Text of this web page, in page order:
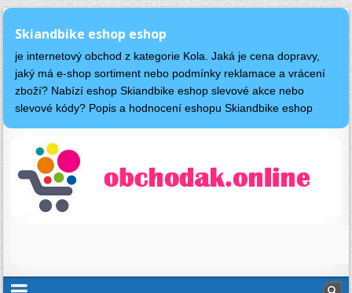
Skiandbike eshop eshop
je internetový obchod z kategorie Kola. Jaká je cena dopravy,
jaký má e-shop sortiment nebo podmínky reklamace a vrácení
zboží? Nabízí eshop Skiandbike eshop slevové akce nebo
slevové kódy? Popis a hodnocení eshopu Skiandbike eshop